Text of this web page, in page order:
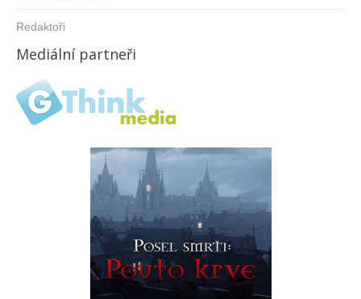
Redaktoři
Mediální partneři